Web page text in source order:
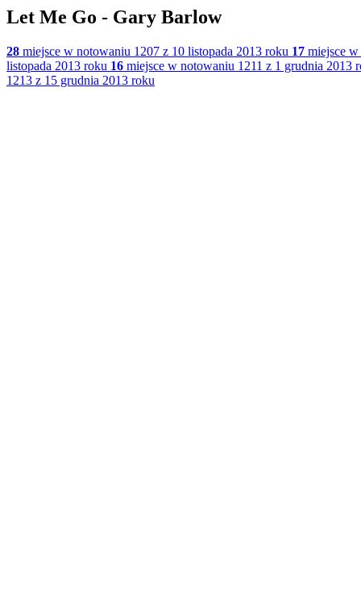
Let Me Go - Gary Barlow
28 miejsce w notowaniu 1207 z 10 listopada 2013 roku 17 miejsce
listopada 2013 roku 16 miejsce w notowaniu 1211 z 1 grudnia 2013
1213 z 15 grudnia 2013 roku